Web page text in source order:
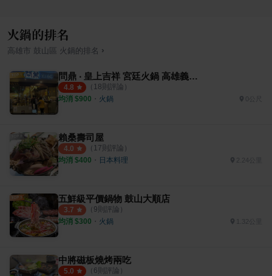
火鍋的排名
高雄市 鼓山區 火鍋的排名 ›
問鼎 ‧ 皇上吉祥 宮廷火鍋 高雄義享店
4.8 （ 18則評論）
均消 $900 ・ 火鍋
賴桑壽司屋
4.0 （ 17則評論）
均消 $400 ・ 日本料理 2.24公里
五鮮級平價鍋物 鼓山大順店
3.7 （ 9則評論）
均消 $300 ・ 火鍋
中將磁板燒烤兩吃
5.0 （ 6則評論）